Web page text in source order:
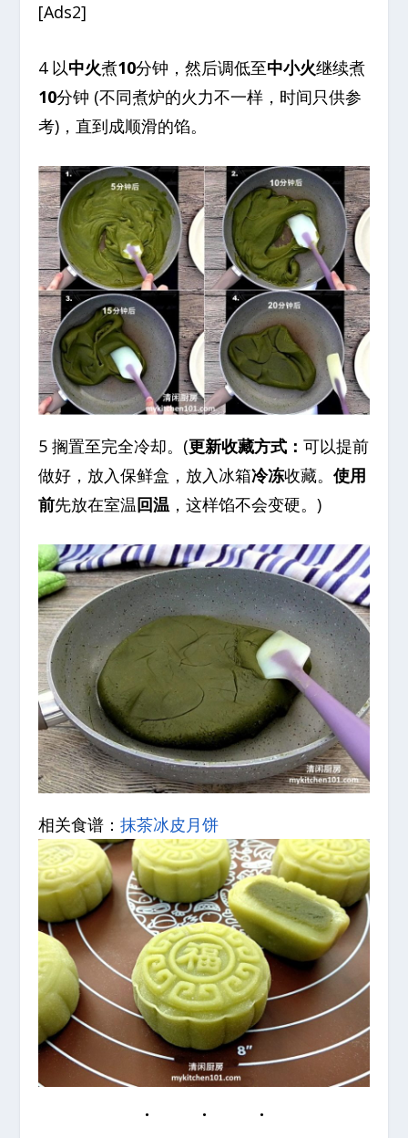
[Ads2]
4 以中火煮10分钟，然后调低至中小火继续煮
10分钟 (不同煮炉的火力不一样，时间只供参
考)，直到成顺滑的馅。
5 搁置至完全冷却。(更新收藏方式：可以提前
做好，放入保鲜盒，放入冰箱冷冻收藏。使用
前先放在室温回温 ，这样馅不会变硬。)
相关食谱：抹茶冰皮月饼